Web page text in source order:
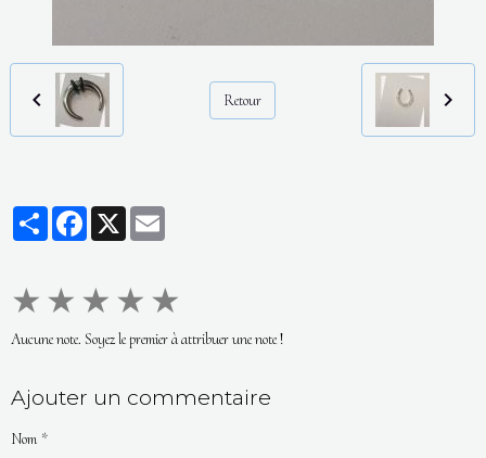
Retour
PartagerFacebookX
★ ★ ★ ★ ★
Aucune note. Soyez le premier à attribuer une note !
Ajouter un commentaire
Nom